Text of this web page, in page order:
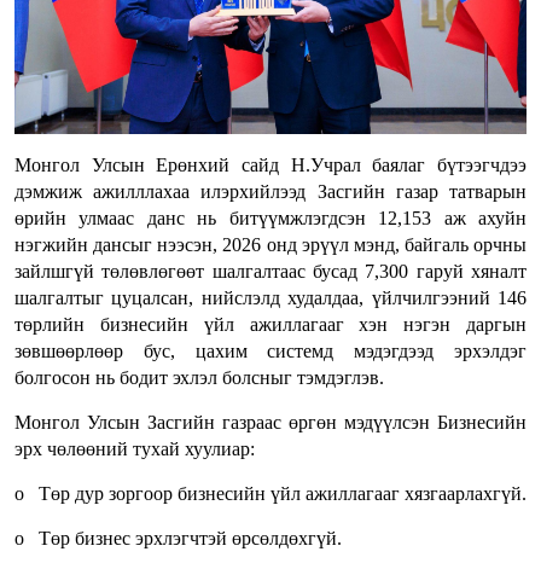
Монгол Улсын Ерөнхий сайд Н.Учрал баялаг бүтээгчдээ
дэмжиж ажилллахаа илэрхийлээд Засгийн газар татварын
өрийн улмаас данс нь битүүмжлэгдсэн 12,153 аж ахуйн
нэгжийн дансыг нээсэн, 2026 онд эрүүл мэнд, байгаль орчны
зайлшгүй төлөвлөгөөт шалгалтаас бусад 7,300 гаруй хяналт
шалгалтыг цуцалсан, нийслэлд худалдаа, үйлчилгээний 146
төрлийн бизнесийн үйл ажиллагааг хэн нэгэн даргын
зөвшөөрлөөр бус, цахим системд мэдэгдээд эрхэлдэг
болгосон нь бодит эхлэл болсныг тэмдэглэв.
Монгол Улсын Засгийн газраас өргөн мэдүүлсэн Бизнесийн
эрх чөлөөний тухай хуулиар:
o Төр дур зоргоор бизнесийн үйл ажиллагааг хязгаарлахгүй.
o Төр бизнес эрхлэгчтэй өрсөлдөхгүй.